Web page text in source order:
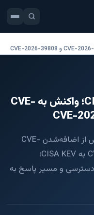
FortiSandbox در CISA KEV؛ واکنش به CVE-
به‌روزرسانی عملی FortiSandbox پس از اضافه‌شدن CVE-
2026-25089 و CVE-2026-39808 به CISA KEV؛
و مسیر پاسخ به